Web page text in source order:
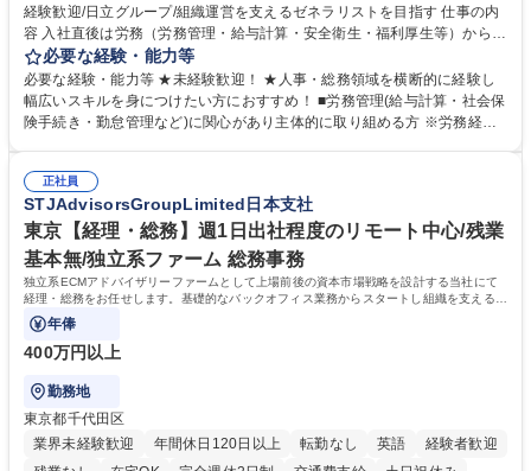
経験歓迎/日立グループ/組織運営を支えるゼネラリストを目指す 仕事の内
容 入社直後は労務（労務管理・給与計算・安全衛生・福利厚生等）からお
任せいたします。将来は総務・採用・教育業務へ守備範囲を広げ、組織運
営を支えるゼネラリストをめざせます。 ・初期業務：労働時間管理、給与
計算、社会保険対応、福利厚生管理、安全衛生、健康経営推進等をお任せ
します。ご経験に応じて、休職者管理など、幅広く経験を積んでいただき
幅広く経験を積みたい意欲がある方に最適な環境です。 募集職種 【総
務・人事】未経験歓迎/日立グループ/組織運営を支えるゼネラリストを目
指す
必要な経験・能力等
必要な経験・能力等 ★未経験歓迎！ ★人事・総務領域を横断的に経験し
幅広いスキルを身につけたい方におすすめ！ ■労務管理(給与計算・社会保
険手続き・勤怠管理など)に関心があり主体的に取り組める方 ※労務経験
のご経験 ■労務管理（給与計算・社会保険手続き・勤怠管理など）の経験
■衛生管理者の資格をお持ちの方 学歴・資格 学歴：大学院 大学 高専 短大
専修学校 高校 語学力： 資格：
正社員
STJAdvisorsGroupLimited日本支社
東京【経理・総務】週1日出社程度のリモート中心/残業
基本無/独立系ファーム 総務事務
独立系ECMアドバイザリーファームとして上場前後の資本市場戦略を設計する当社にて
経理・総務をお任せします。基礎的なバックオフィス業務からスタートし組織を支える専
任担当として広く活躍できる環境です。
年俸
400万円以上
勤務地
東京都千代田区
業界未経験歓迎
年間休日120日以上 転勤なし 英語
経験者歓迎